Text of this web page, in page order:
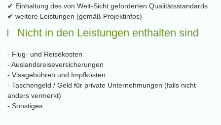
✔ Einhaltung des von Welt-Sicht geforderten Qualitätsstandards
✔ weitere Leistungen (gemäß Projektinfos)
Nicht in den Leistungen enthalten sind
- Flug- und Reisekosten
- Auslandsreiseversicherungen
- Visagebühren und Impfkosten
- Taschengeld / Geld für private Unternehmungen (falls nicht
anders vermerkt)
- Sonstiges